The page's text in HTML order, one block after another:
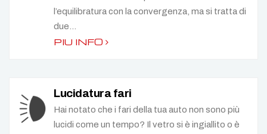
l’equilibratura con la convergenza, ma si tratta di
due...
PIU INFO
Lucidatura fari
Hai notato che i fari della tua auto non sono più
lucidi come un tempo? Il vetro si è ingiallito o è